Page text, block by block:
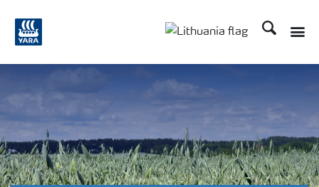
Ieškoti